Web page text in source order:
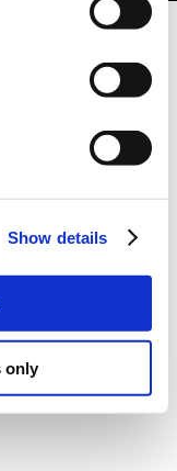
Show details
only